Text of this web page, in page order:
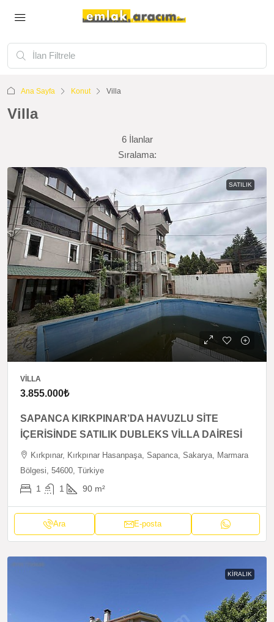
Ana Sayfa Konut Villa
Villa
6 İlanlar
Sıralama:
SATILIK
VILLA
3.855.000₺
SAPANCA KIRKPINAR’DA HAVUZLU SİTE
İÇERİSİNDE SATILIK DUBLEKS VİLLA DAİRESİ
Kırkpınar, Kırkpınar Hasanpaşa, Sapanca, Sakarya, Marmara
Bölgesi, 54600, Türkiye
1 1 90 m²
Ara E-posta
KIRALIK